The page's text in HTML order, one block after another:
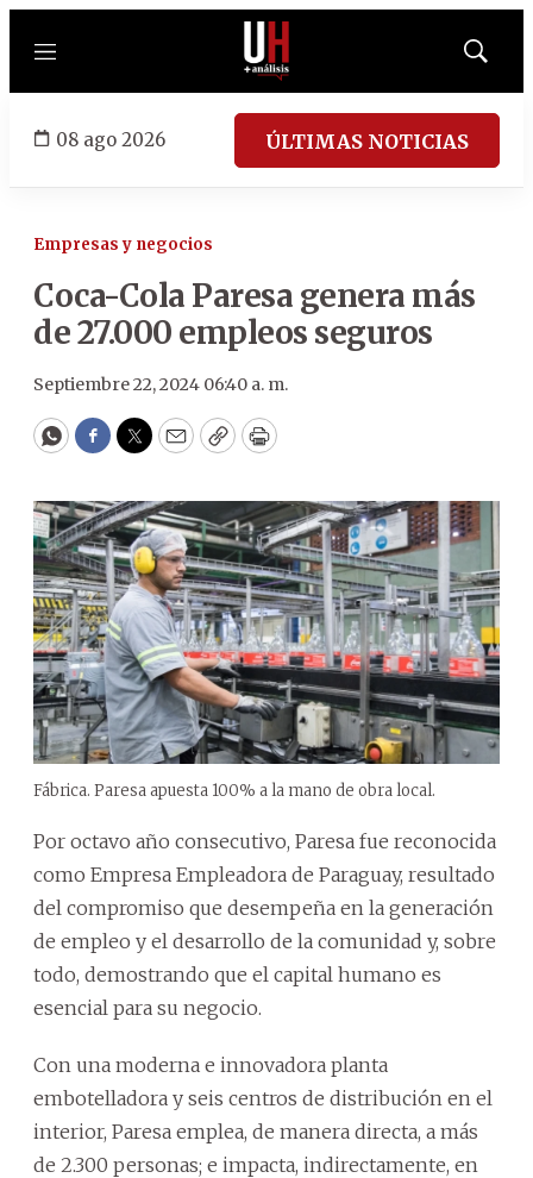
Menú
Mostrar
08 ago 2026 ÚLTIMAS NOTICIAS
Empresas y negocios
Coca-Cola Paresa genera más
de 27.000 empleos seguros
Septiembre 22, 2024 06:40 a. m.
WhatsApp
Facebook
Twitter
EmailCopyPrint
Fábrica. Paresa apuesta 100% a la mano de obra local.
Por octavo año consecutivo, Paresa fue reconocida
como Empresa Empleadora de Paraguay, resultado
del compromiso que desempeña en la generación
de empleo y el desarrollo de la comunidad y, sobre
todo, demostrando que el capital humano es
esencial para su negocio.
Con una moderna e innovadora planta
embotelladora y seis centros de distribución en el
interior, Paresa emplea, de manera directa, a más
de 2.300 personas; e impacta, indirectamente, en